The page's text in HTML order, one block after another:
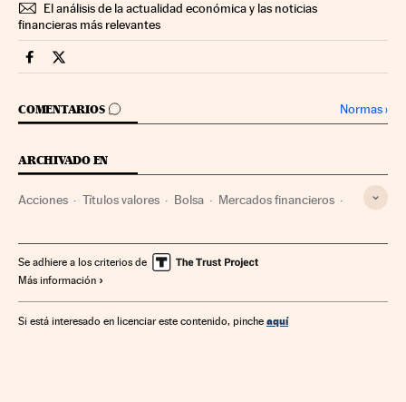
El análisis de la actualidad económica y las noticias
financieras más relevantes
Mercados Financieros Cinco Días en Facebook
Mercados Financieros Cinco Días en Twitter
COMENTARIOS
IR A LOS COMENTARIOS Normas›
ARCHIVADO EN
Acciones Títulos valores Bolsa Mercados financieros
Se adhiere a los criterios de
Más información
Si está interesado en licenciar este contenido, pinche aquí